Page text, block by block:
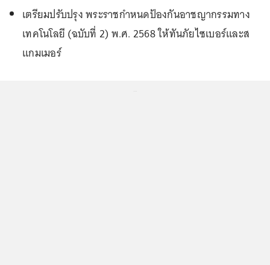
เตรียมปรับปรุง พระราชกำหนดป้องกันอาชญากรรมทาง
เทคโนโลยี (ฉบับที่ 2) พ.ศ. 2568 ให้ทันภัยไซเบอร์และส
แกมเมอร์